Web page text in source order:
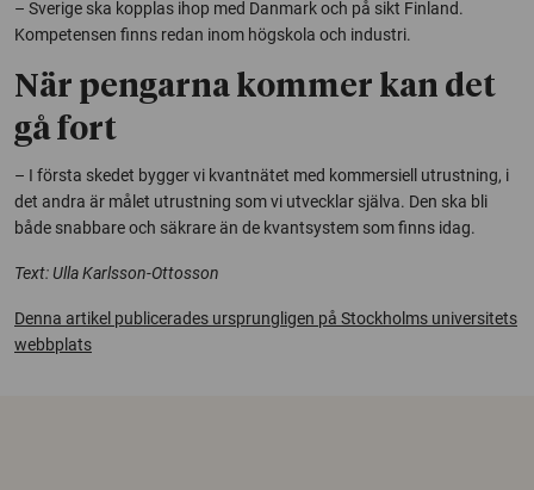
– Sverige ska kopplas ihop med Danmark och på sikt Finland.
Kompetensen finns redan inom högskola och industri.
När pengarna kommer kan det
gå fort
– I första skedet bygger vi kvantnätet med kommersiell utrustning, i
det andra är målet utrustning som vi utvecklar själva. Den ska bli
både snabbare och säkrare än de kvantsystem som finns idag.
Text: Ulla Karlsson-Ottosson
Denna artikel publicerades ursprungligen på Stockholms universitets
webbplats